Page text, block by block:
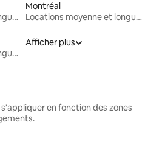
Locations moyenne et longue durée
Montréal
Locations moyenne et longue durée
Locations moyenne et longue durée
Afficher plus
en fonction des zones